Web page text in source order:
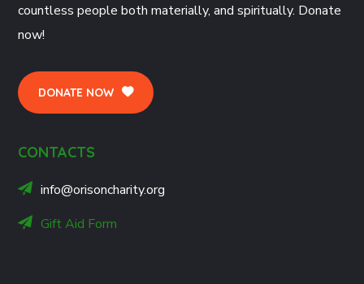
countless people both materially, and spiritually. Donate
now!
DONATE NOW
CONTACTS
info@orisoncharity.org
Gift Aid Form